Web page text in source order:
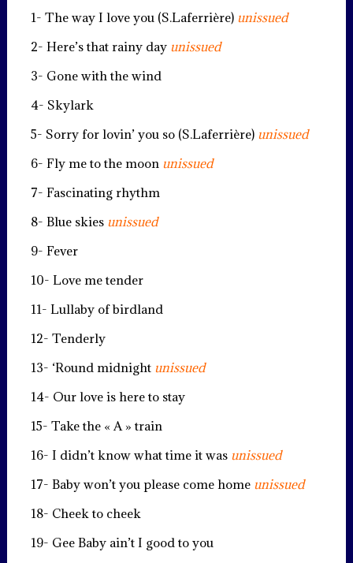
1- The way I love you (S.Laferrière)unissued
2- Here’s that rainy day unissued
3- Gone with the wind
4- Skylark
5- Sorry for lovin’ you so (S.Laferrière) unissued
6- Fly me to the moon unissued
7- Fascinating rhythm
8- Blue skies unissued
9- Fever
10- Love me tender
11- Lullaby of birdland
12- Tenderly
13- ‘Round midnight unissued
14- Our love is here to stay
15- Take the « A » train
16- I didn’t know what time it was unissued
17- Baby won’t you please come home unissued
18- Cheek to cheek
19- Gee Baby ain’t I good to you